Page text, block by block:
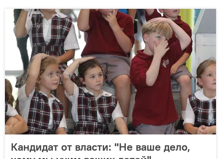
Кандидат от власти: "Не ваше дело,